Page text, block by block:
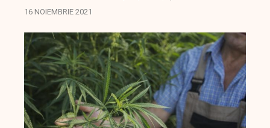
Heinrich Heine din Dusseldorf arată că
Germaniei venituri...
16 NOIEMBRIE 2021